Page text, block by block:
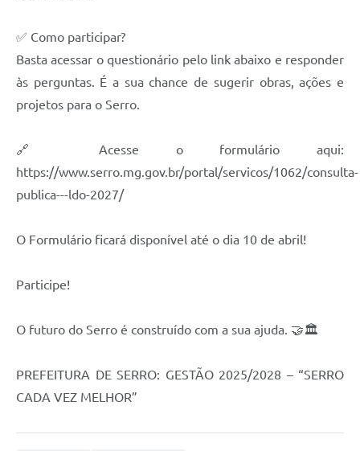
✅ Como participar?
Basta acessar o questionário pelo link abaixo e responder
às perguntas. É a sua chance de sugerir obras, ações e
projetos para o Serro.
🔗 Acesse o formulário aqui:
https://www.serro.mg.gov.br/portal/servicos/1062/consulta-
publica---ldo-2027/
O Formulário ficará disponível até o dia 10 de abril!
Participe!
O futuro do Serro é construído com a sua ajuda. 🤝🏛️
PREFEITURA DE SERRO: GESTÃO 2025/2028 – “SERRO
CADA VEZ MELHOR”